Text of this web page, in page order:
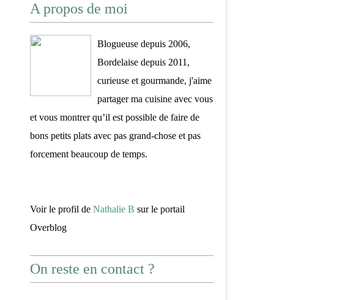
A propos de moi
Blogueuse depuis 2006,
Bordelaise depuis 2011,
curieuse et gourmande, j'aime
partager ma cuisine avec vous
et vous montrer qu’il est possible de faire de
bons petits plats avec pas grand-chose et pas
forcement beaucoup de temps.
Voir le profil de Nathalie B sur le portail
Overblog
On reste en contact ?